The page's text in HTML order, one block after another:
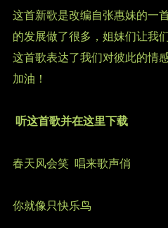
这首新歌是改编自张惠妹的一
的发展做了很多，姐妹们让我
这首歌表达了我们对彼此的情
加油！
听这首歌并在这里下载
春天风会笑 唱来歌声俏
你就像只快乐鸟